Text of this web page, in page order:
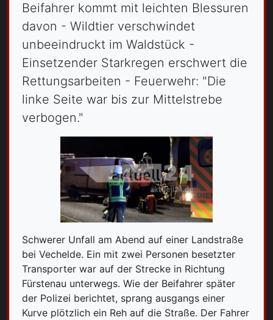
Beifahrer kommt mit leichten Blessuren
davon - Wildtier verschwindet
unbeeindruckt im Waldstück -
Einsetzender Starkregen erschwert die
Rettungsarbeiten - Feuerwehr: "Die
linke Seite war bis zur Mittelstrebe
verbogen."
Schwerer Unfall am Abend auf einer Landstraße
bei Vechelde. Ein mit zwei Personen besetzter
Transporter war auf der Strecke in Richtung
Fürstenau unterwegs. Wie der Beifahrer später
der Polizei berichtet, sprang ausgangs einer
Kurve plötzlich ein Reh auf die Straße. Der Fahrer